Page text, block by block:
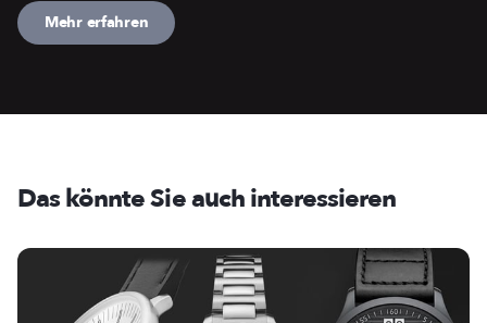
Mehr erfahren
Das könnte Sie auch interessieren